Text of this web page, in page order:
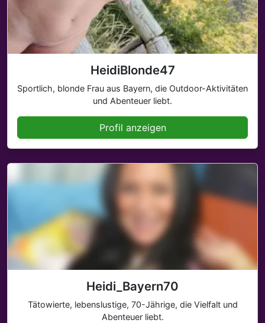
HeidiBlonde47
Sportlich, blonde Frau aus Bayern, die Outdoor-Aktivitäten
und Abenteuer liebt.
Profil anzeigen
Heidi_Bayern70
Tätowierte, lebenslustige, 70-Jährige, die Vielfalt und
Abenteuer liebt.